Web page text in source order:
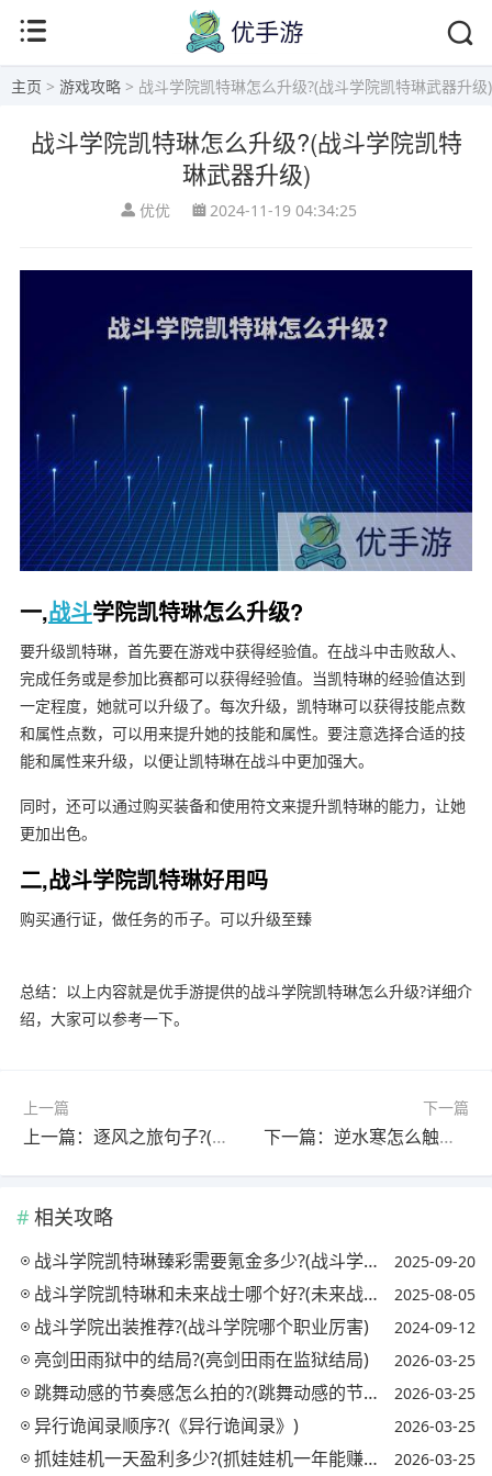
主页 > 游戏攻略 > 战斗学院凯特琳怎么升级?(战斗学院凯特琳武器升级)
战斗学院凯特琳怎么升级?(战斗学院凯特
琳武器升级)
优优 2024-11-19 04:34:25
一,战斗学院凯特琳怎么升级?
要升级凯特琳，首先要在游戏中获得经验值。在战斗中击败敌人、
完成任务或是参加比赛都可以获得经验值。当凯特琳的经验值达到
一定程度，她就可以升级了。每次升级，凯特琳可以获得技能点数
和属性点数，可以用来提升她的技能和属性。要注意选择合适的技
能和属性来升级，以便让凯特琳在战斗中更加强大。
同时，还可以通过购买装备和使用符文来提升凯特琳的能力，让她
更加出色。
二,战斗学院凯特琳好用吗
购买通行证，做任务的币子。可以升级至臻
总结：以上内容就是优手游提供的战斗学院凯特琳怎么升级?详细介
绍，大家可以参考一下。
上一篇
上一篇：逐风之旅句子?(逐风之旅句子大全)
下一篇
下一篇：逆水寒怎么触发人机剧情?(逆水寒怎么触发人机剧情)
相关攻略
战斗学院凯特琳臻彩需要氪金多少?(战斗学院凯特琳多少钱) 2025-09-20
战斗学院凯特琳和未来战士哪个好?(未来战士凯特琳和战斗学院凯特琳) 2025-08-05
战斗学院出装推荐?(战斗学院哪个职业厉害) 2024-09-12
亮剑田雨狱中的结局?(亮剑田雨在监狱结局) 2026-03-25
跳舞动感的节奏感怎么拍的?(跳舞动感的节奏感怎么拍的视频) 2026-03-25
异行诡闻录顺序?(《异行诡闻录》) 2026-03-25
抓娃娃机一天盈利多少?(抓娃娃机一年能赚多少钱) 2026-03-25